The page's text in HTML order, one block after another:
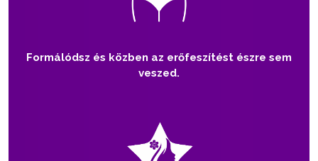
Formálódsz és közben az erőfeszítést észre sem
veszed.